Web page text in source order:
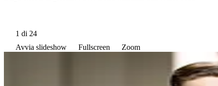
1 di 24
Avvia slideshow
Fullscreen Zoom